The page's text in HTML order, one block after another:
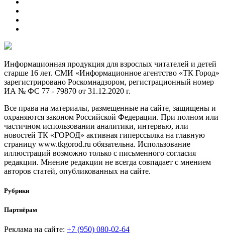
Информационная продукция для взрослых читателей и детей
старше 16 лет. СМИ «Информационное агентство «ТК Город»
зарегистрировано Роскомнадзором, регистрационный номер
ИА № ФС 77 - 79870 от 31.12.2020 г.
Все права на материалы, размещенные на сайте, защищены и
охраняются законом Российской Федерации. При полном или
частичном использовании аналитики, интервью, или
новостей ТК «ГОРОД» активная гиперссылка на главную
страницу www.tkgorod.ru обязательна. Использование
иллюстраций возможно только с письменного согласия
редакции. Мнение редакции не всегда совпадает с мнением
авторов статей, опубликованных на сайте.
Рубрики
Партнёрам
Реклама на сайте: +7 (950) 080-02-64